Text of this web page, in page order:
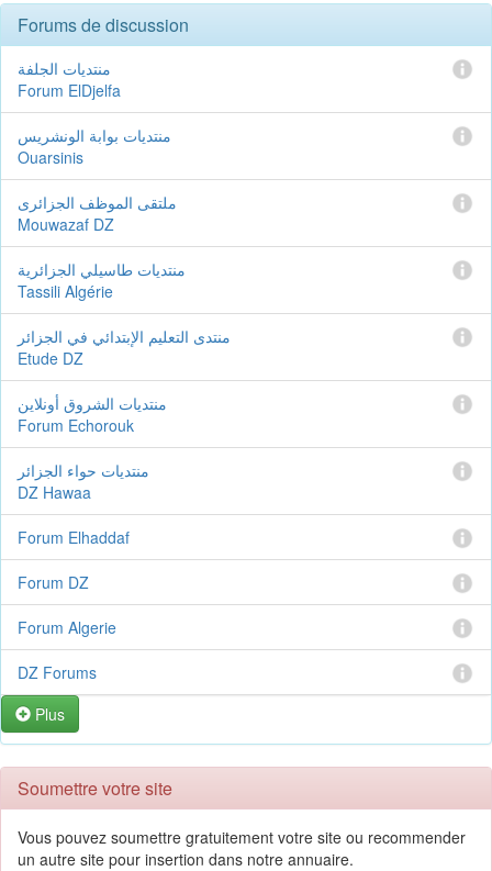
Forums de discussion
منتديات الجلفة
Forum ElDjelfa
منتديات بوابة الونشريس
Ouarsinis
ملتقى الموظف الجزائرى
Mouwazaf DZ
منتديات طاسيلي الجزائرية
Tassili Algérie
منتدى التعليم الإبتدائي في الجزائر
Etude DZ
منتديات الشروق أونلاين
Forum Echorouk
منتديات حواء الجزائر
DZ Hawaa
Forum Elhaddaf
Forum DZ
Forum Algerie
DZ Forums
Plus
Soumettre votre site
Vous pouvez soumettre gratuitement votre site ou recommender
un autre site pour insertion dans notre annuaire.